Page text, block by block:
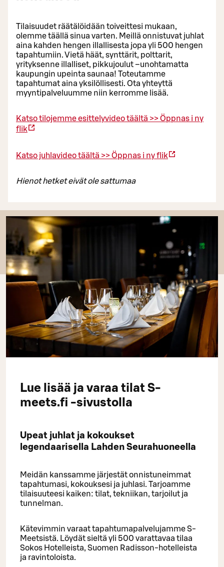
Tilaisuudet räätälöidään toiveittesi mukaan,
olemme täällä sinua varten. Meillä onnistuvat juhlat
aina kahden hengen illallisesta jopa yli 500 hengen
tapahtumiin. Vietä häät, synttärit, polttarit,
yrityksenne illalliset, pikkujoulut –unohtamatta
kaupungin upeinta saunaa! Toteutamme
tapahtumat aina yksilöllisesti. Ota yhteyttä
myyntipalveluumme niin kerromme lisää.
Katso tilojemme esittelyvideo täältä >>Öppnas i ny
flik
Katso juhlavideo täältä >>Öppnas i ny flik
Hienot hetket eivät ole sattumaa
Lue lisää ja varaa tilat S-
meets.fi -sivustolla
Upeat juhlat ja kokoukset
legendaarisella Lahden Seurahuoneella
Meidän kanssamme järjestät onnistuneimmat
tapahtumasi, kokouksesi ja juhlasi. Tarjoamme
tilaisuuteesi kaiken: tilat, tekniikan, tarjoilut ja
tunnelman.
Kätevimmin varaat tapahtumapalvelujamme S-
Meetsistä. Löydät sieltä yli 500 varattavaa tilaa
Sokos Hotelleista, Suomen Radisson-hotelleista
ja ravintoloista.